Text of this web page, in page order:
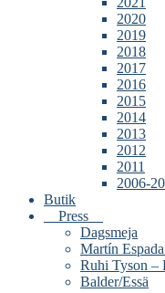
2020
2019
2018
2017
2016
2015
2014
2013
2012
2011
2006-
Butik
Press
Dagsmeja
Martín
Ruhi Tyson –
Balder/Essä